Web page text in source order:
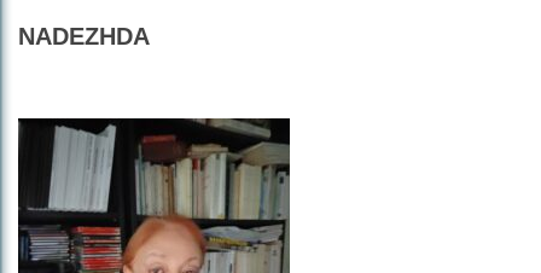
NADEZHDA